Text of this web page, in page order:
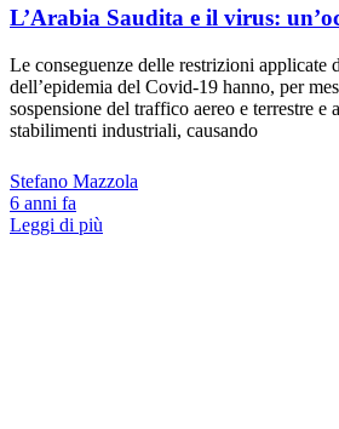
L’Arabia Saudita e il virus:
Le conseguenze delle restrizioni applicate
dell’epidemia del Covid-19 hanno, per
sospensione del traffico aereo e terrestre e
stabilimenti industriali, causando
Stefano Mazzola
6 anni fa
Leggi di più